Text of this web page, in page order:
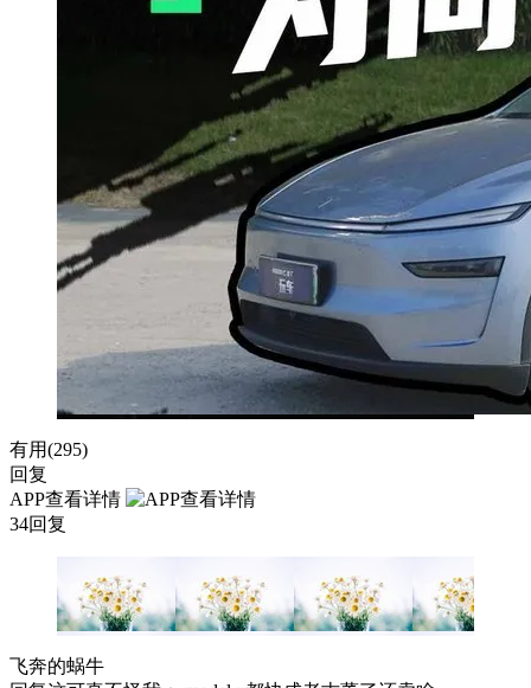
有用(295)
回复
APP查看详情
34回复
飞奔的蜗牛